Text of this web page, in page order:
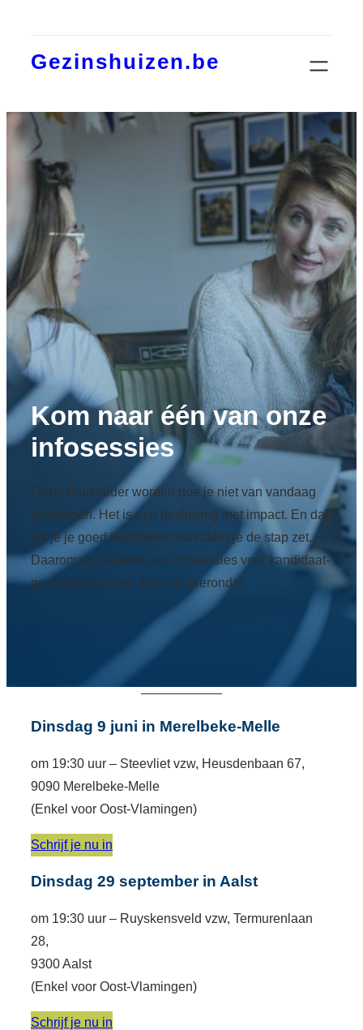
contenuGezinshuizen.be
Kom naar één van onze
infosessies
Gezinshuisouder worden doe je niet van vandaag
op morgen. Het is een beslissing met impact. En dan
wil je je goed informeren vooraleer je de stap zet.
Daarom organiseren we infosessies voor kandidaat-
gezinshuisouders. Alle info hieronder.
Dinsdag 9 juni in Merelbeke-Melle
om 19:30 uur – Steevliet vzw, Heusdenbaan 67,
9090 Merelbeke-Melle
(Enkel voor Oost-Vlamingen)
Schrijf je nu in
Dinsdag 29 september in Aalst
om 19:30 uur – Ruyskensveld vzw, Termurenlaan
28,
9300 Aalst
(Enkel voor Oost-Vlamingen)
Schrijf je nu in